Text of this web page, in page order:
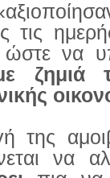
τις
να
ζημιά
της
να